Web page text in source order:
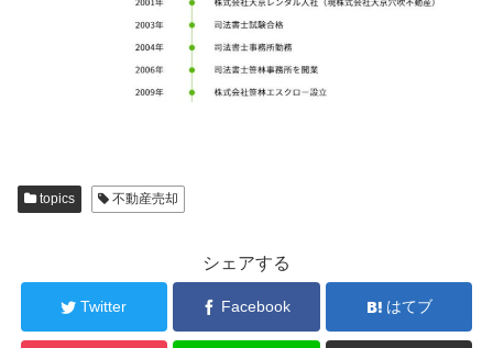
topics 不動産売却
シェアする
Twitter Facebook はてブ